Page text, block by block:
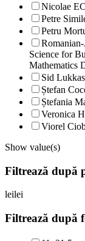
Nicolae
Petre
Petru
Science for
Mathematics
Sid
Ștefan
Ștefania
Veronica
Viorel
Show value(s)
Filtrează după
leilei
Filtrează după